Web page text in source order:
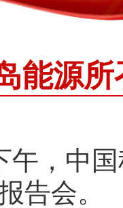
能源
，中国
告会。